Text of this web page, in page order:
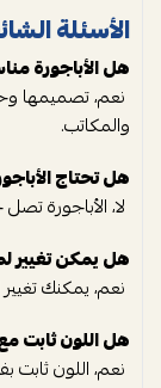
الأسئلة
هل الأباجورة
نعم، تصميمها
والمكاتب.
هل تحتاج
لا، الأباجورة
هل يمكن تغيير
نعم، يمكنك
هل اللون ثابت
نعم، اللون ثابت